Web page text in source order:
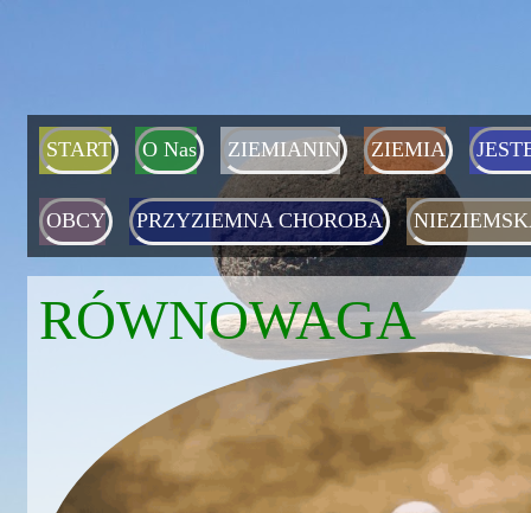
START O Nas ZIEMIANIN ZIEMIA
OBCY PRZYZIEMNA CHOROBA
RÓWNOWAGA